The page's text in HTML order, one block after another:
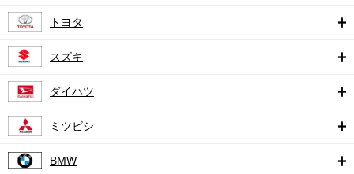
トヨタ
スズキ
ダイハツ
ミツビシ
BMW